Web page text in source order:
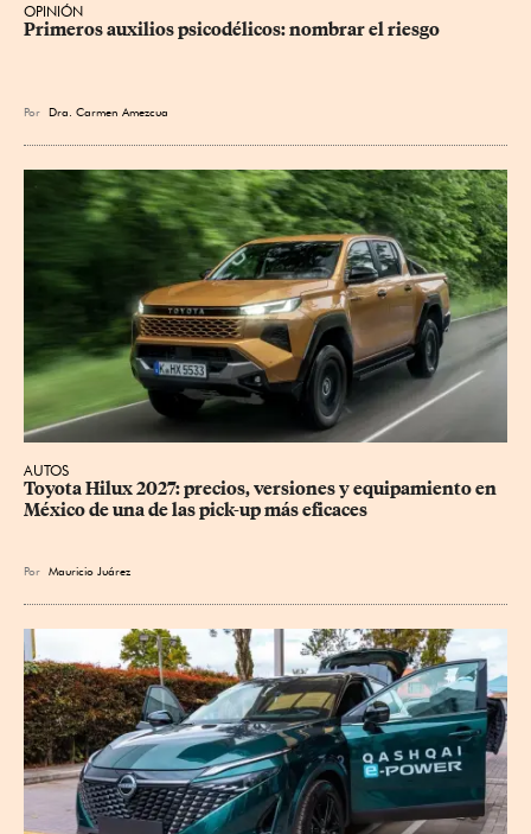
OPINIÓN
Primeros auxilios psicodélicos: nombrar el riesgo
Por Dra. Carmen Amezcua
AUTOS
Toyota Hilux 2027: precios, versiones y equipamiento en
México de una de las pick-up más eficaces
Por Mauricio Juárez